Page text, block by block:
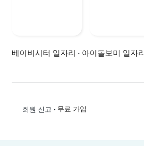
베이비시터 일자리 · 아이돌보미 일자리
회원 신고 • 무료 가입